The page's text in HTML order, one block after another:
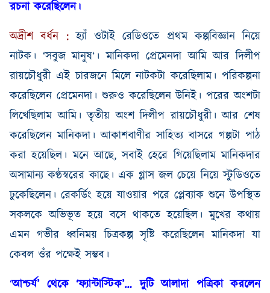
রচনা করেছিলেন।
অদ্রীশ বর্ধন :হ্যাঁ ওটাই রেডিওতে প্রথম কল্পবিজ্ঞান নিয়ে
নাটক। ‘সবুজ মানুষ‘। মানিকদা প্রেমেনদা আমি আর দিলীপ
রায়চৌধুরী এই চারজনে মিলে নাটকটা করেছিলাম। পরিকল্পনা
করেছিলেন প্রেমেনদা। শুরুও করেছিলেন উনিই। পরের অংশটা
লিখেছিলাম আমি। তৃতীয় অংশ দিলীপ রায়চৌধুরী। আর শেষ
করেছিলেন মানিকদা। আকাশবাণীর সাহিত্য বাসরে গল্পটা পাঠ
করা হয়েছিল। মনে আছে, সবাই হেরে গিয়েছিলাম মানিকদার
অসামান্য কণ্ঠস্বরের কাছে। এক গ্লাস জল চেয়ে নিয়ে স্টুডিওতে
ঢুকেছিলেন। রেকর্ডিং হয়ে যাওয়ার পরে প্লেব্যাক শুনে উপস্থিত
সকলকে অভিভূত হয়ে বসে থাকতে হয়েছিল। মুখের কথায়
এমন গভীর ধ্বনিময় চিত্রকল্প সৃষ্টি করেছিলেন মানিকদা যা
কেবল ওঁর পক্ষেই সম্ভব।
‘আশ্চর্য’ থেকে ‘ফ্যান্টাস্টিক’…দুটি আলাদা পত্রিকা করলেন